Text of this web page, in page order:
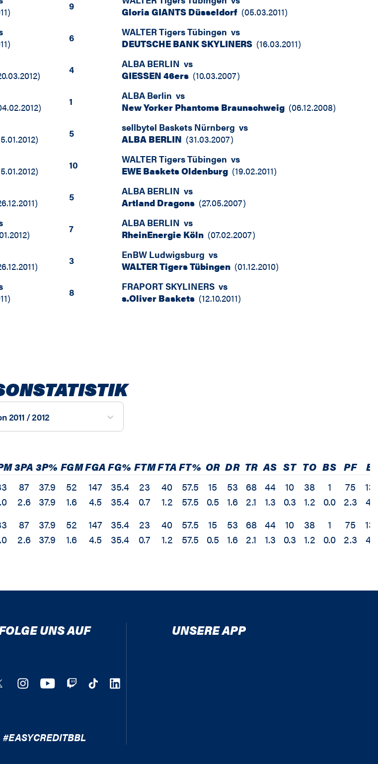
) 9
Gloria GIANTS Düsseldorf (05.03.2011)
) 6 WALTER Tigers Tübingen vs
DEUTSCHE BANK SKYLINERS (16.03.2011)
) 4 ALBA BERLIN vs
GIESSEN 46ers (10.03.2007)
) 1 ALBA Berlin vs
New Yorker Phantoms Braunschweig (06.12.2008)
) 5 sellbytel Baskets Nürnberg vs
ALBA BERLIN (31.03.2007)
) 10 WALTER Tigers Tübingen vs
EWE Baskets Oldenburg (19.02.2011)
) 5 ALBA BERLIN vs
Artland Dragons (27.05.2007)
) 7 ALBA BERLIN vs
RheinEnergie Köln (07.02.2007)
) 3 EnBW Ludwigsburg vs
WALTER Tigers Tübingen (01.12.2010)
) 8 FRAPORT SKYLINERS vs
s.Oliver Baskets (12.10.2011)
2011 / 2012
3PA 3P% FGMFGAFG% FTMFTAFT% OR DR TR AS ST TO BS PF
EF
87
2.6
37.9
37.9
52
1.6
147
4.5
35.4
35.4
23
0.7
40
1.2
57.5
57.5
15
0.5
53
1.6
68
2.1
44
1.3
10
0.3
38
1.2
1
0.0
75
2.3
4.0
87
2.6
37.9
37.9
52
1.6
147
4.5
35.4
35.4
23
0.7
40
1.2
57.5
57.5
15
0.5
53
1.6
68
2.1
44
1.3
10
0.3
38
1.2
1
0.0
75
2.3
4.0
UNS AUF
#EASYCREDITBBL
UNSERE APP